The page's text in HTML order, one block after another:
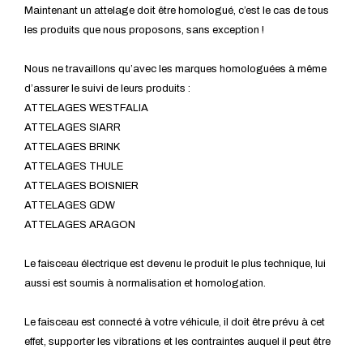
Maintenant un attelage doit être homologué, c’est le cas de tous
les produits que nous proposons, sans exception !
Nous ne travaillons qu’avec les marques homologuées à même
d’assurer le suivi de leurs produits :
ATTELAGES WESTFALIA
ATTELAGES SIARR
ATTELAGES BRINK
ATTELAGES THULE
ATTELAGES BOISNIER
ATTELAGES GDW
ATTELAGES ARAGON
Le faisceau électrique est devenu le produit le plus technique, lui
aussi est soumis à normalisation et homologation.
Le faisceau est connecté à votre véhicule, il doit être prévu à cet
effet, supporter les vibrations et les contraintes auquel il peut être